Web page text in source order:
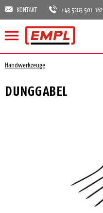
KONTAKT +43 5283 501-162
Handwerkzeuge
DUNGGABEL